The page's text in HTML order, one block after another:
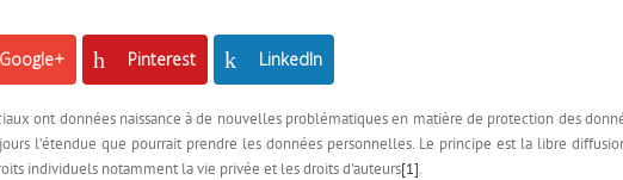
Google+ Pinterest LinkedIn
ont données naissance à de nouvelles problématiques en matière de protection des
l’étendue que pourrait prendre les données personnelles. Le principe est la libre
individuels notamment la vie privée et les droits d’auteurs[1].